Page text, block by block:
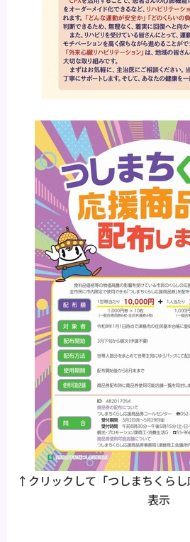
↑クリックして「つしまちくら
表示